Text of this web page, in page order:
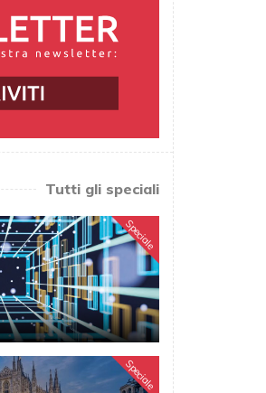
Tutti gli speciali
Speciale
Speciale